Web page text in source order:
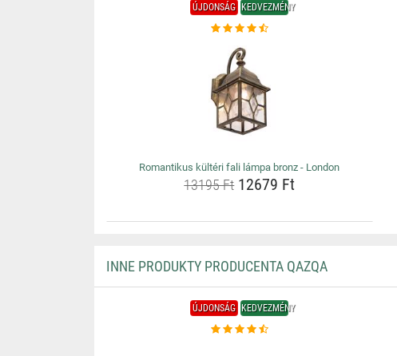
ÚJDONSÁG KEDVEZMÉNY
Romantikus kültéri fali lámpa bronz - London
13195 Ft12679 Ft
INNE PRODUKTY PRODUCENTA QAZQA
ÚJDONSÁG KEDVEZMÉNY